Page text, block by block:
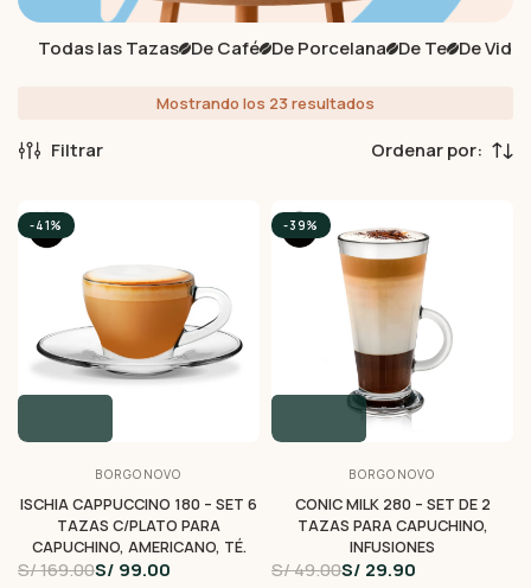
Todas las Tazas De Café De Porcelana De Te De
Mostrando los 23 resultados
Filtrar
-41%
BORGONOVO
ISCHIA CAPPUCCINO 180 – SET 6
TAZAS C/PLATO PARA
CAPUCHINO, AMERICANO, TÉ.
S/ 169.00S/ 99.00
-39%
BORGONOVO
CONIC MILK 280 – SET DE 2
TAZAS PARA CAPUCHINO,
INFUSIONES
S/ 49.00S/ 29.90